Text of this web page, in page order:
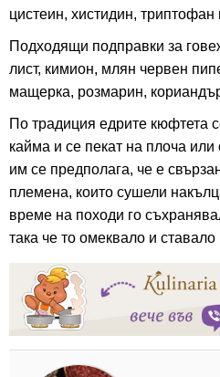
цистеин, хистидин, триптофан
Подходящи подправки за
лист, кимион, млян червен
мащерка, розмарин,
По традиция едрите кюфтета
кайма и се пекат на плоча
им се предполага, че е
племена, които сушели
време на походи го
така че то омеквало и